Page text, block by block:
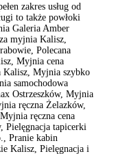
zakres usług od
to także powłoki
Galeria Amber
myjnia Kalisz,
Polecana
Myjnia cena
Kalisz, Myjnia szybko
samochodowa
Ostrzeszków, Myjnia
ręczna Żelazków,
ręczna cena
Pielęgnacja tapicerki
Pranie kabin
Kalisz, Pielęgnacja i